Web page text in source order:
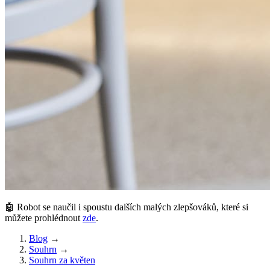
🤖 Robot se naučil i spoustu dalších malých zlepšováků, které si
můžete prohlédnout zde.
Blog →
Souhrn →
Souhrn za květen